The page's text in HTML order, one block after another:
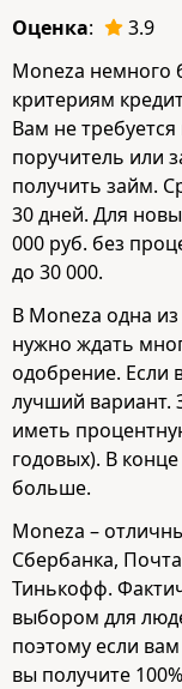
Оценка:
3.9
Moneza немного
критериям
Вам не
поручитель или
получить займ.
30 дней. Для
000 руб. без
до 30 000.
В Moneza одна
нужно ждать
одобрение. Если
лучший вариант.
иметь
годовых). В
больше.
Moneza –
Сбербанка,
Тинькофф.
выбором для
поэтому если
вы получите